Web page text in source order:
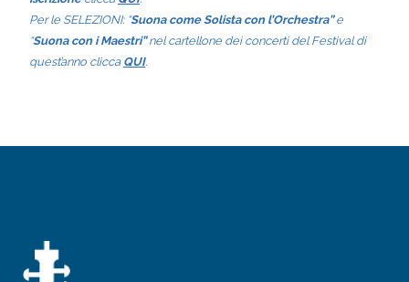
Per le SELEZIONI: “Suona come Solista con l’Orchestra”e
“Suona con i Maestri”nel cartellone dei concerti del Festival di
quest’anno clicca QUI.